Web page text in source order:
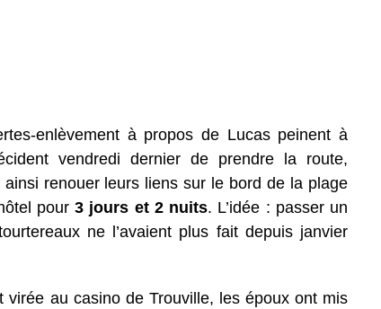
enlèvement à propos de Lucas peinent à
vendredi dernier de prendre la route,
renouer leurs liens sur le bord de la plage
pour3 jours et 2 nuits. L’idée : passer un
ne l’avaient plus fait depuis janvier
virée au casino de Trouville, les époux ont mis